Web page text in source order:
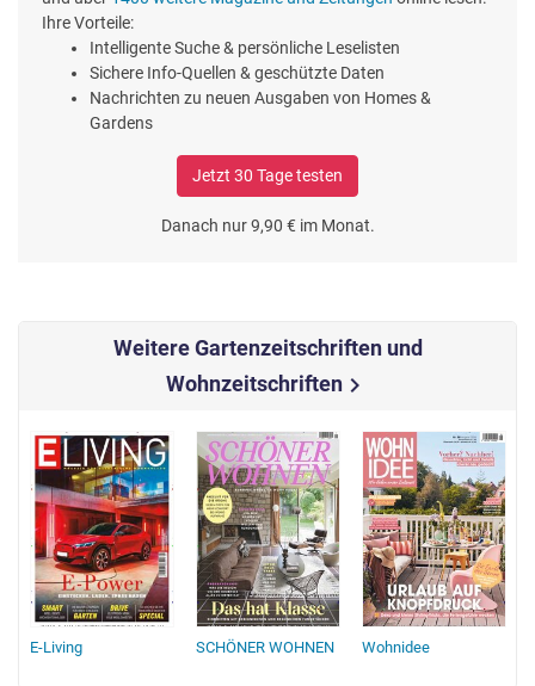
Ihre Vorteile:
Intelligente Suche & persönliche Leselisten
Sichere Info-Quellen & geschützte Daten
Nachrichten zu neuen Ausgaben von Homes &
Gardens
Jetzt 30 Tage testen
Danach nur 9,90 € im Monat.
Weitere Gartenzeitschriften und
Wohnzeitschriftenchevron_right
E-Living SCHÖNER WOHNEN Wohnidee